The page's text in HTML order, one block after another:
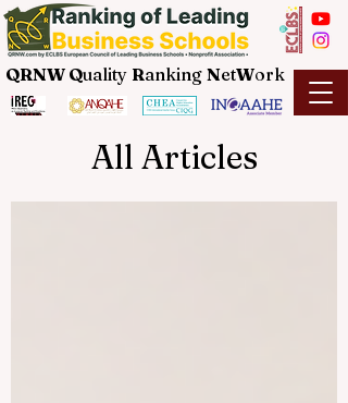
QRNW Quality Ranking NetWork
All Articles